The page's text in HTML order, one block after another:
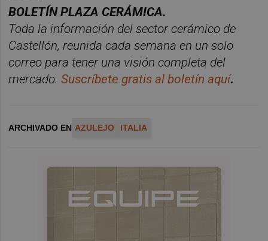
BOLETÍN PLAZA CERÁMICA.
Toda la información del sector cerámico de
Castellón, reunida cada semana en un solo
correo para tener una visión completa del
mercado. Suscríbete gratis al boletín aquí.
ARCHIVADO EN AZULEJO ITALIA